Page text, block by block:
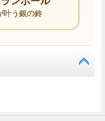
叶う銀の鈴